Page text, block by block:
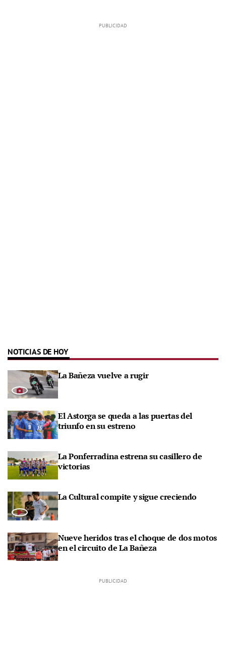
NOTICIAS DE HOY
La Bañeza vuelve a rugir
El Astorga se queda a las puertas del
triunfo en su estreno
La Ponferradina estrena su casillero de
victorias
La Cultural compite y sigue creciendo
Nueve heridos tras el choque de dos motos
en el circuito de La Bañeza